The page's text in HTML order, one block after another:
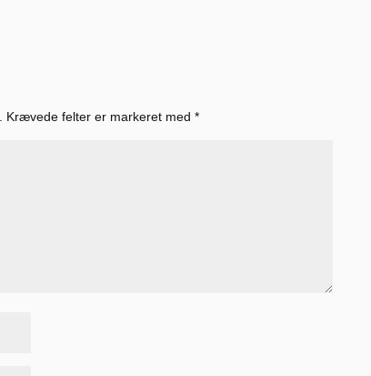
Krævede felter er markeret med *